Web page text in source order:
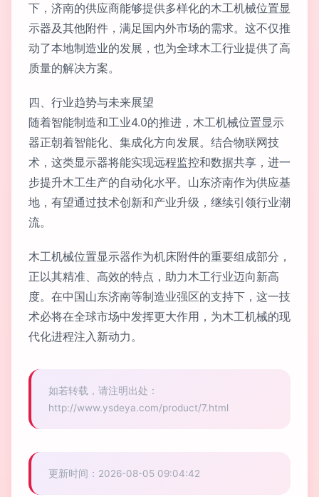
下，济南的供应商能够提供多样化的木工机械位置显
示器及其他附件，满足国内外市场的需求。这不仅推
动了本地制造业的发展，也为全球木工行业提供了高
质量的解决方案。
四、行业趋势与未来展望
随着智能制造和工业4.0的推进，木工机械位置显示
器正朝着智能化、集成化方向发展。结合物联网技
术，这类显示器将能实现远程监控和数据共享，进一
步提升木工生产的自动化水平。山东济南作为供应基
地，有望通过技术创新和产业升级，继续引领行业潮
流。
木工机械位置显示器作为机床附件的重要组成部分，
正以其精准、高效的特点，助力木工行业迈向新高
度。在中国山东济南等制造业强区的支持下，这一技
术必将在全球市场中发挥更大作用，为木工机械的现
代化进程注入新动力。
如若转载，请注明出处：
http://www.ysdeya.com/product/7.html
更新时间：2026-08-05 09:04:42